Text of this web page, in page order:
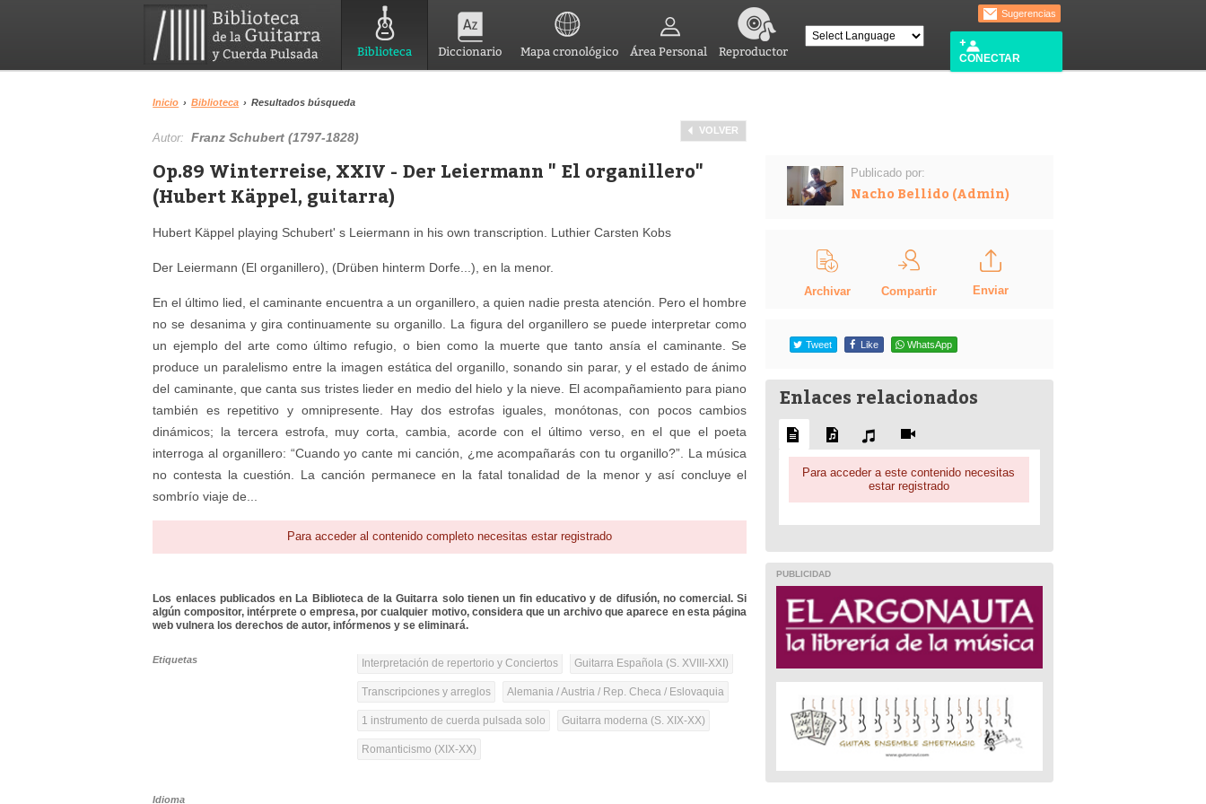
Biblioteca Diccionario Mapa cronológico Área Personal Reproductor
Sugerencias
CONECTAR
Inicio › Biblioteca › Resultados búsqueda
VOLVER
Autor:Franz Schubert (1797-1828)
Op.89 Winterreise, XXIV - Der Leiermann " El organillero"
(Hubert Käppel, guitarra)
Hubert Käppel playing Schubert' s Leiermann in his own transcription. Luthier Carsten Kobs
Der Leiermann (El organillero), (Drüben hinterm Dorfe...), en la menor.
En el último lied, el caminante encuentra a un organillero, a quien nadie presta atención. Pero el hombre
no se desanima y gira continuamente su organillo. La figura del organillero se puede interpretar como
un ejemplo del arte como último refugio, o bien como la muerte que tanto ansía el caminante. Se
produce un paralelismo entre la imagen estática del organillo, sonando sin parar, y el estado de ánimo
del caminante, que canta sus tristes lieder en medio del hielo y la nieve. El acompañamiento para piano
también es repetitivo y omnipresente. Hay dos estrofas iguales, monótonas, con pocos cambios
dinámicos; la tercera estrofa, muy corta, cambia, acorde con el último verso, en el que el poeta
interroga al organillero: “Cuando yo cante mi canción, ¿me acompañarás con tu organillo?”. La música
no contesta la cuestión. La canción permanece en la fatal tonalidad de la menor y así concluye el
sombrío viaje de...
Para acceder al contenido completo necesitas estar registrado
Los enlaces publicados en La Biblioteca de la Guitarra solo tienen un fin educativo y de difusión, no comercial. Si
algún compositor, intérprete o empresa, por cualquier motivo, considera que un archivo que aparece en esta página
web vulnera los derechos de autor, infórmenos y se eliminará.
Etiquetas Interpretación de repertorio y Conciertos Guitarra Española (S. XVIII-XXI)
Transcripciones y arreglos Alemania / Austria / Rep. Checa / Eslovaquia
1 instrumento de cuerda pulsada solo Guitarra moderna (S. XIX-XX)
Romanticismo (XIX-XX)
Idioma
Publicado por:
Nacho Bellido (Admin)
Archivar Compartir Enviar
Tweet Like WhatsApp
Enlaces relacionados
Para acceder a este contenido necesitas
estar registrado
PUBLICIDAD